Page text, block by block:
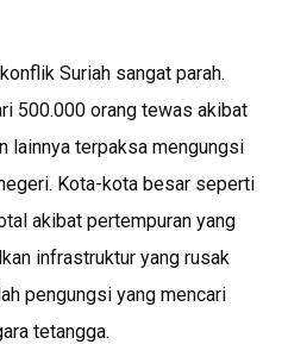
Suriah sangat parah.
500.000 orang tewas akibat
lainnya terpaksa mengungsi
Kota-kota besar seperti
akibat pertempuran yang
infrastruktur yang rusak
pengungsi yang mencari
tetangga.